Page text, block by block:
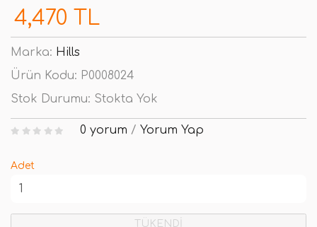
4,470 TL
Marka: Hills
Ürün Kodu: P0008024
Stok Durumu: Stokta Yok
0 yorum / Yorum Yap
Adet
TÜKENDİ